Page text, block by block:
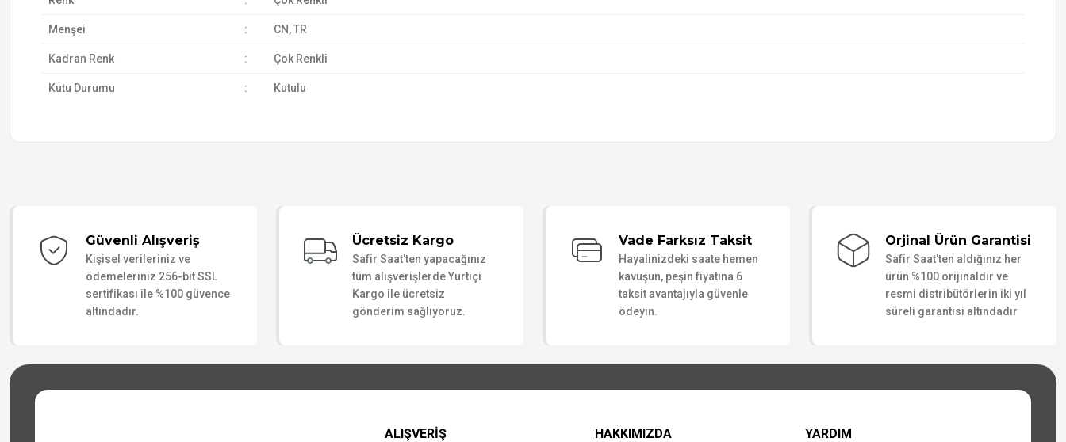
Menşei : CN, TR
Kadran Renk : Çok Renkli
Kutu Durumu : Kutulu
Güvenli Alışveriş
Kişisel verileriniz ve
ödemeleriniz 256-bit SSL
sertifikası ile %100 güvence
altındadır.
Ücretsiz Kargo
Safir Saat'ten yapacağınız
tüm alışverişlerde Yurtiçi
Kargo ile ücretsiz
gönderim sağlıyoruz.
Vade Farksız Taksit
Hayalinizdeki saate hemen
kavuşun, peşin fiyatına 6
taksit avantajıyla güvenle
ödeyin.
Orjinal Ürün Garantisi
Safir Saat'ten aldığınız her
ürün %100 orijinaldir ve
resmi distribütörlerin iki yıl
süreli garantisi altındadır
ALIŞVERİŞ HAKKIMIZDA YARDIM